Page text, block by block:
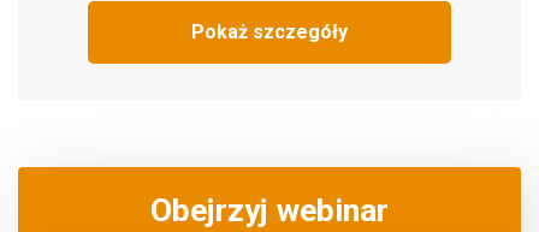
Pokaż szczegóły
Obejrzyj webinar